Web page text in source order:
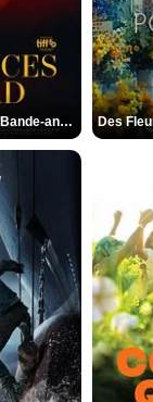
Les Silences de Riyad Bande-annonce VO STFR